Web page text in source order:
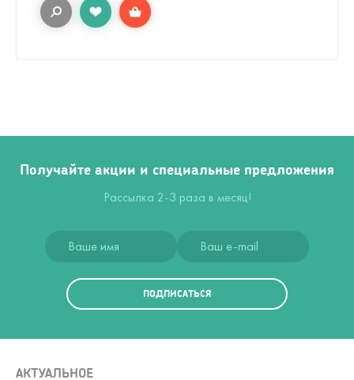
Получайте акции и специальные предложения
Рассылка 2-3 раза в месяц!
ПОДПИСАТЬСЯ
АКТУАЛЬНОЕ